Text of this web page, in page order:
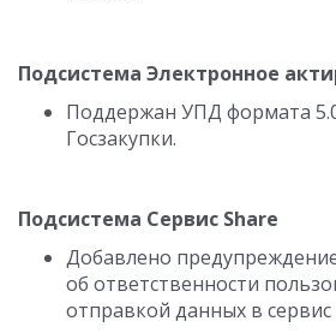
Подсистема Электронное
Поддержан УПД формата
Госзакупки.
Подсистема Сервис Share
Добавлено
об ответственности
отправкой данных в сервис